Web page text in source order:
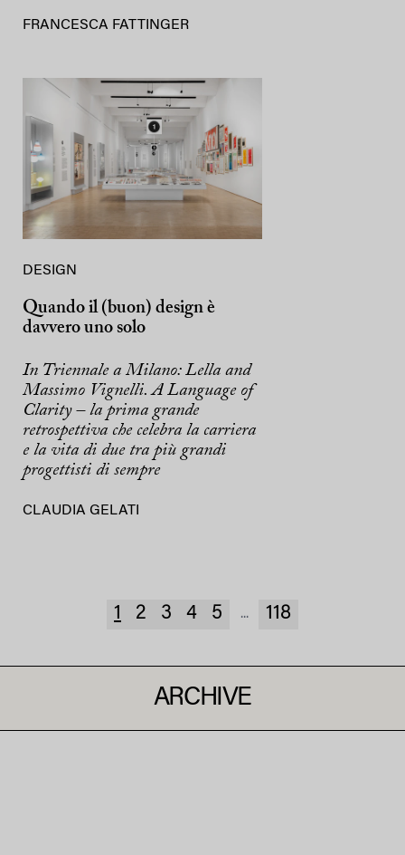
FRANCESCA FATTINGER
DESIGN
Quando il (buon) design è
davvero uno solo
In Triennale a Milano: Lella and
Massimo Vignelli. A Language of
Clarity – la prima grande
retrospettiva che celebra la carriera
e la vita di due tra più grandi
progettisti di sempre
CLAUDIA GELATI
1 2 3 4 5 ... 118
ARCHIVE